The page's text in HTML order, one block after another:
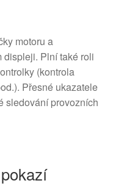
motoru a
displeji. Plní také roli
(kontrola
Přesné ukazatele
sledování provozních